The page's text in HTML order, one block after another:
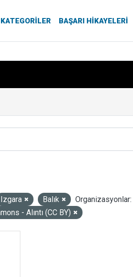
KATEGORILER BAŞARI HIKAYELERI
Izgara Balık Organizasyonlar:
- Alıntı (CC BY)